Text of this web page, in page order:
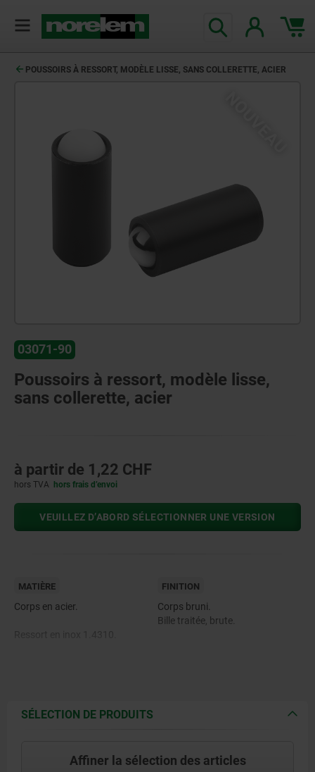
POUSSOIRS À RESSORT, MODÈLE LISSE, SANS COLLERETTE, ACIER
03071-90
Poussoirs à ressort, modèle lisse,
sans collerette, acier
à partir de 1,22 CHF
hors TVA hors frais d’envoi
VEUILLEZ D’ABORD SÉLECTIONNER UNE VERSION
MATIÈRE
Corps en acier.
FINITION
Corps bruni.
Bille traitée, brute.
SÉLECTION DE PRODUITS
Affiner la sélection des articles